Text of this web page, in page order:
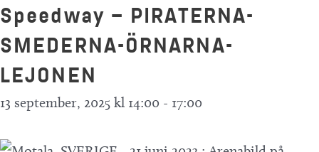
Speedway – PIRATERNA-
SMEDERNA-ÖRNARNA-
LEJONEN
13 september, 2025 kl 14:00 - 17:00